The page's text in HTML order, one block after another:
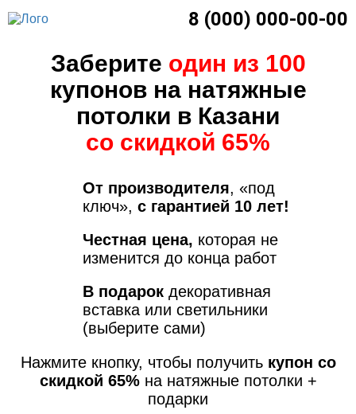
8 (000) 000-00-00
Заберите один из 100
купонов на натяжные
потолки в Казани
со скидкой 65%
От производителя, «под
ключ», с гарантией 10 лет!
Честная цена, которая не
изменится до конца работ
В подарок декоративная
вставка или светильники
(выберите сами)
Нажмите кнопку, чтобы получить купон со
скидкой 65%на натяжные потолки +
подарки